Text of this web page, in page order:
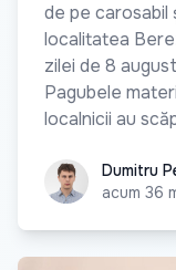
de pe carosabil
localitatea
zilei de 8
Pagubele
localnicii au
DumitruDumitru
acum 36